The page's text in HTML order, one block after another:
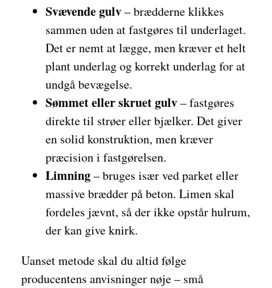
Svævende gulv– brædderne klikkes
sammen uden at fastgøres til underlaget.
Det er nemt at lægge, men kræver et helt
plant underlag og korrekt underlag for at
undgå bevægelse.
Sømmet eller skruet gulv– fastgøres
direkte til strøer eller bjælker. Det giver
en solid konstruktion, men kræver
præcision i fastgørelsen.
Limning– bruges især ved parket eller
massive brædder på beton. Limen skal
fordeles jævnt, så der ikke opstår hulrum,
der kan give knirk.
Uanset metode skal du altid følge
producentens anvisninger nøje – små